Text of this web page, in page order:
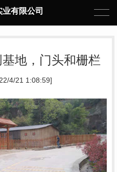
有限公司
地，门头和栅栏
4/21 1:08:59]